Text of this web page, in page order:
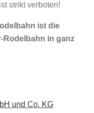
strikt verboten!
ist die
Rodelbahn in ganz
und Co. KG